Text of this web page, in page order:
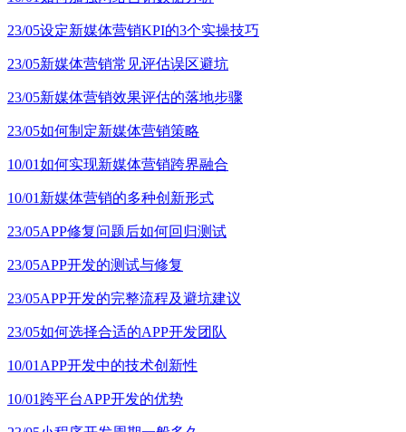
23/05设定新媒体营销KPI的3个实操技巧
23/05新媒体营销常见评估误区避坑
23/05新媒体营销效果评估的落地步骤
23/05如何制定新媒体营销策略
10/01如何实现新媒体营销跨界融合
10/01 新媒体营销的多种创新形式
23/05APP修复问题后如何回归测试
23/05APP开发的测试与修复
23/05APP开发的完整流程及避坑建议
23/05如何选择合适的APP开发团队
10/01 APP开发中的技术创新性
10/01 跨平台APP开发的优势